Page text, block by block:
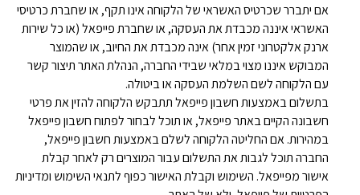
אם יתברר שכרטיס האשראי של הלקוחה אינו תקף, או שחברת כרטיסי
האשראי איננה מכבדת את העסקה, או שחברת פייפאל (או כל שירות
ארנק אלקטרוני זמין אחר) אינה מכבדת את החיוב, או שהמוצר
המבוקש איננו מצוי במלאי שבידי החברה, הנהלת האתר תיצור קשר
עם הלקוחה לשם השלמת העסקה או ביטולה.
בתשלום באמצעות חשבון פייפאל תתבקש הלקוחה להזין את פרטי
חשבונה הקיים באתר פייפאל, או תוכל לבחור לפתוח חשבון פייפאל
במהירות. אם החליטה הלקוחה לשלם באמצעות חשבון פייפאל,
החברה תוכל לגבות את התשלום עבור המוצרים רק לאחר קבלת
אישור מפייפאל. השימוש וקבלת האישור כפוף לתנאי השימוש ומדיניות